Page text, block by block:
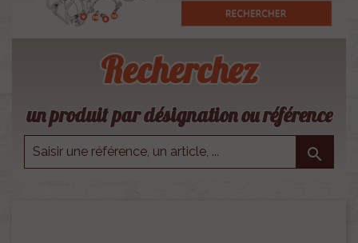
Recherchez
un produit par désignation ou référence
